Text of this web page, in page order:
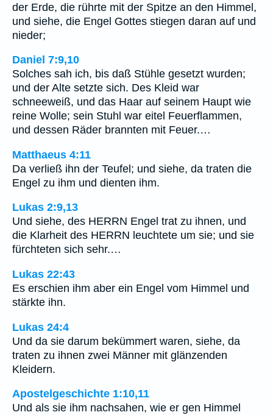
der Erde, die rührte mit der Spitze an den Himmel,
und siehe, die Engel Gottes stiegen daran auf und
nieder;
Daniel 7:9,10
Solches sah ich, bis daß Stühle gesetzt wurden;
und der Alte setzte sich. Des Kleid war
schneeweiß, und das Haar auf seinem Haupt wie
reine Wolle; sein Stuhl war eitel Feuerflammen,
und dessen Räder brannten mit Feuer.…
Matthaeus 4:11
Da verließ ihn der Teufel; und siehe, da traten die
Engel zu ihm und dienten ihm.
Lukas 2:9,13
Und siehe, des HERRN Engel trat zu ihnen, und
die Klarheit des HERRN leuchtete um sie; und sie
fürchteten sich sehr.…
Lukas 22:43
Es erschien ihm aber ein Engel vom Himmel und
stärkte ihn.
Lukas 24:4
Und da sie darum bekümmert waren, siehe, da
traten zu ihnen zwei Männer mit glänzenden
Kleidern.
Apostelgeschichte 1:10,11
Und als sie ihm nachsahen, wie er gen Himmel